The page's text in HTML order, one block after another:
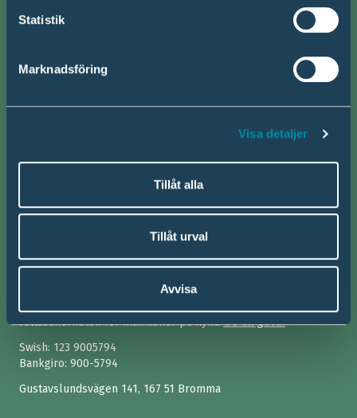
Statistik
Marknadsföring
Visa detaljer
Tillåt alla
Tillåt urval
Avvisa
Få hjälp
Stötta någon i migrationsprocess
Lär dig mer om asylrätt
rättssäkerheten för människor på flykt.Ge en gåva!
Swish: 123 9005794
Bankgiro: 900-5794
Gustavslundsvägen 141, 167 51 Bromma